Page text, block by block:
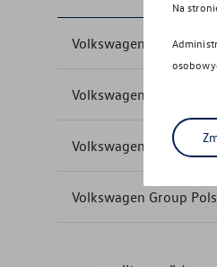
Volkswagen Group
Volkswagen Group
Volkswagen Group
Volkswagen Group
Na